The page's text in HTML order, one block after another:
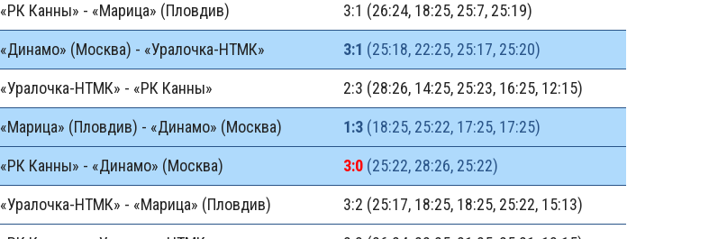
«РК Канны» - «Марица» (Пловдив) 3:1 (26:24, 18:25, 25:7, 25:19)
«Динамо» (Москва) - «Уралочка-НТМК» 3:1 (25:18, 22:25, 25:17, 25:20)
«Уралочка-НТМК» - «РК Канны» 2:3 (28:26, 14:25, 25:23, 16:25, 12:15)
«Марица» (Пловдив) - «Динамо» (Москва) 1:3 (18:25, 25:22, 17:25, 17:25)
«РК Канны» - «Динамо» (Москва) 3:0 (25:22, 28:26, 25:22)
«Уралочка-НТМК» - «Марица» (Пловдив) 3:2 (25:17, 18:25, 18:25, 25:22, 15:13)